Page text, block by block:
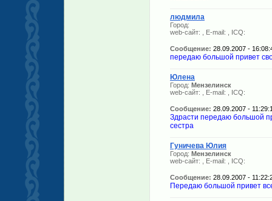
людмила
Город:
web-сайт:
, E-mail: , ICQ:
Сообщение: 28.09.2007 -
передаю большой привет
Юлена
Город: Мензелинск
web-сайт:
, E-mail: , ICQ:
Сообщение: 28.09.2007 -
Здрасти передаю большой
сестра
Гуничева Юлия
Город: Мензелинск
web-сайт:
, E-mail: , ICQ:
Сообщение: 28.09.2007 -
Передаю большой привет